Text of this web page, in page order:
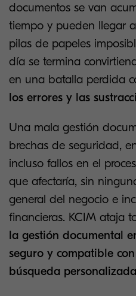
documentos se van
tiempo y pueden llegar
pilas de papeles
día se termina
en una batalla perdida
los errores y las
Una mala gestión
brechas de seguridad,
incluso fallos en el
que afectaría, sin
general del negocio e
financieras. KCIM ataja
la gestión documental
seguro y compatible
búsqueda